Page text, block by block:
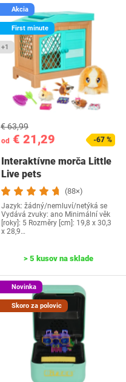
Akcia
First minute
+1
od € 21,29
€ 63,99
-67 %
Interaktívne morča Little
Live pets
(88×)
Jazyk: žádný/nemluví/netýká se
Vydává zvuky: ano Minimální věk
[roky]: 5 Rozměry [cm]: 19,8 x 30,3
x 28,9…
> 5 kusov na sklade
Novinka
Skoro za polovic